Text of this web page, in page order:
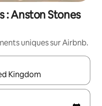
: Anston Stones
uniques sur Airbnb.
parcourez-les en utilisant